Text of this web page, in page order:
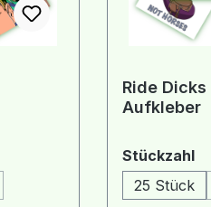
ist zurzeit nicht verfügbar.)
Ride Dicks
Aufkleber
Stückzahl
25 Stück